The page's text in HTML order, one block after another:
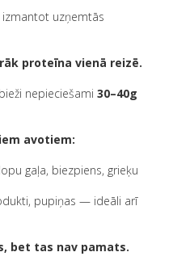
izmantot uzņemtās
proteīna vienā reizē.
nepieciešami 30–40g
avotiem:
gaļa, biezpiens, grieķu
pupiņas — ideāli arī
bet tas nav pamats.